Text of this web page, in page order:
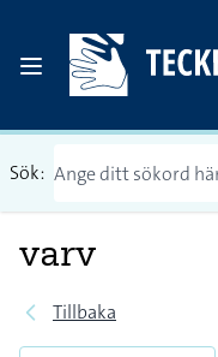
Sök:
varv
Tillbaka